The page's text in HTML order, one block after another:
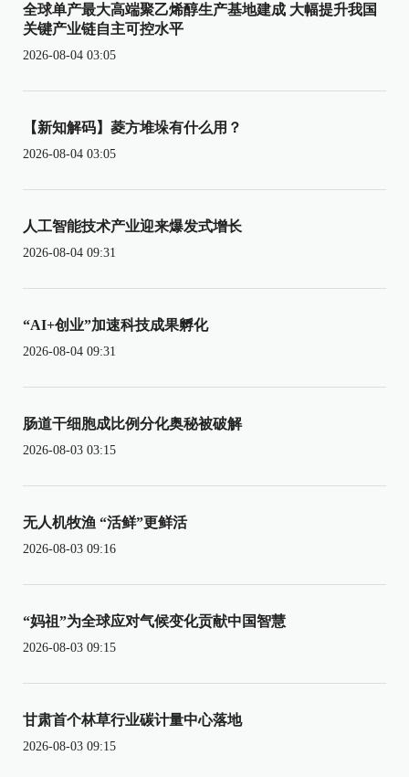
全球单产最大高端聚乙烯醇生产基地建成 大幅提升我国
关键产业链自主可控水平
2026-08-04 03:05
【新知解码】菱方堆垛有什么用？
2026-08-04 03:05
人工智能技术产业迎来爆发式增长
2026-08-04 09:31
“AI+创业”加速科技成果孵化
2026-08-04 09:31
肠道干细胞成比例分化奥秘被破解
2026-08-03 03:15
无人机牧渔 “活鲜”更鲜活
2026-08-03 09:16
“妈祖”为全球应对气候变化贡献中国智慧
2026-08-03 09:15
甘肃首个林草行业碳计量中心落地
2026-08-03 09:15